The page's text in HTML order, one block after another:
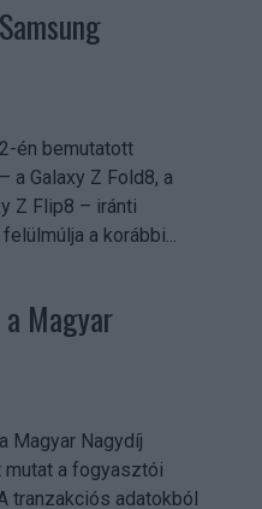
én bemutatott
a Galaxy Z Fold8, a
Z Flip8 – iránti
a korábbi...
Magyar
Magyar Nagydíj
a fogyasztói
tranzakciós adatokból